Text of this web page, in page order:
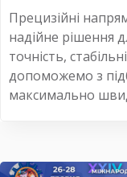
Прецизійні
надійне рішення
точність,
допоможемо з
максимально